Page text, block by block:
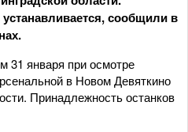
сообщили в
31 января при осмотре
в Новом Девяткино
Принадлежность останков